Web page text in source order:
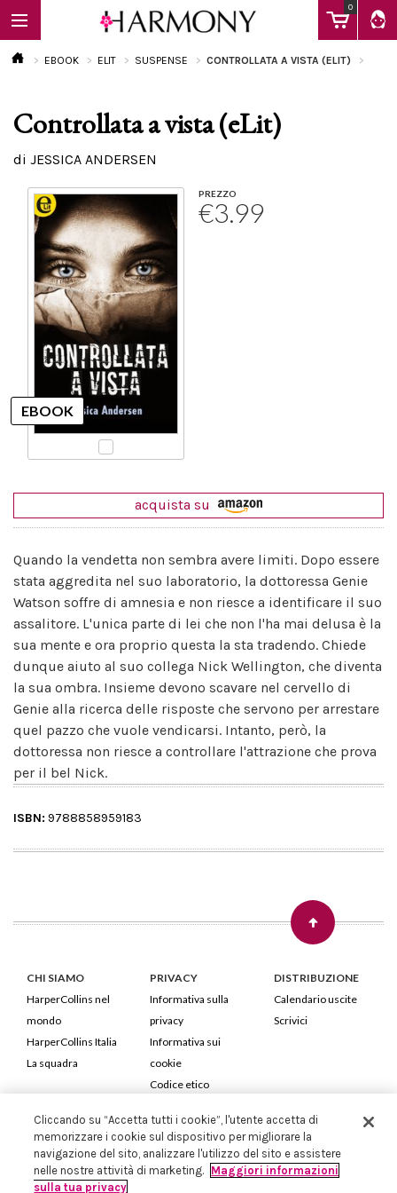
0
EBOOK
Calendario
EBOOK ELIT SUSPENSE CONTROLLATA A VISTA (ELIT)
Controllata a vista (eLit)
di JESSICA ANDERSEN
PREZZO
€3.99
acquista su
Quando la vendetta non sembra avere limiti. Dopo essere
stata aggredita nel suo laboratorio, la dottoressa Genie
Watson soffre di amnesia e non riesce a identificare il suo
assalitore. L'unica parte di lei che non l'ha mai delusa è la
sua mente e ora proprio questa la sta tradendo. Chiede
dunque aiuto al suo collega Nick Wellington, che diventa
la sua ombra. Insieme devono scavare nel cervello di
Genie alla ricerca delle risposte che servono per arrestare
quel pazzo che vuole vendicarsi. Intanto, però, la
dottoressa non riesce a controllare l'attrazione che prova
per il bel Nick.
ISBN: 9788858959183
CHI SIAMO
HarperCollins nel
mondo
HarperCollins Italia
La squadra
PRIVACY
Informativa sulla
privacy
Informativa sui
cookie
Codice etico
DISTRIBUZIONE
Calendario uscite
Scrivici
HarperCollins Italia S.p.A. Viale Monte Nero, 84 - 20135 Milano
Cod. Fiscale e P.IVA 05946780151 - Capitale Sociale 258.250 €
Iscritta in Milano al Registro delle imprese nr.198004 e REA nr.1051898
Cliccando su “Accetta tutti i cookie”, l'utente accetta di
memorizzare i cookie sul dispositivo per migliorare la
navigazione del sito, analizzare l'utilizzo del sito e assistere
nelle nostre attività di marketing. Maggiori informazioni
sulla tua privacy